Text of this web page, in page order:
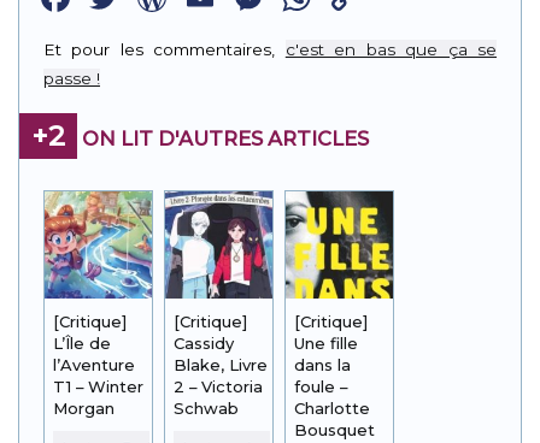
Link
Et pour les commentaires, c'est en bas que ça se
passe !
+2 ON LIT D'AUTRES ARTICLES
[Critique]
L’Île de
l’Aventure
T1 – Winter
Morgan
[Critique]
Cassidy
Blake, Livre
2 – Victoria
Schwab
[Critique]
Une fille
dans la
foule –
Charlotte
Bousquet